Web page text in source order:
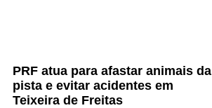
PRF atua para afastar animais da
pista e evitar acidentes em
Teixeira de Freitas